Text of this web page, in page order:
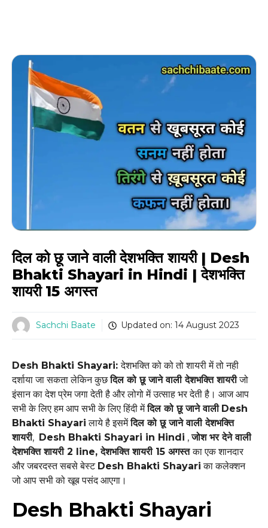
दिल को छू जाने वाली देशभक्ति शायरी | Desh
Bhakti Shayari in Hindi | देशभक्ति
शायरी 15 अगस्त
Sachchi Baate Updated on: 14 August 2023
Desh Bhakti Shayari:देशभक्ति को को तो शायरी में तो नही
दर्शाया जा सकता लेकिन कुछदिल को छू जाने वाली देशभक्ति शायरीजो
इंसान का देश प्रेम जगा देती है और लोगो में उत्साह भर देती है। आज आप
सभी के लिए हम आप सभी के लिए हिंदी मेंदिल को छू जाने वाली Desh
Bhakti Shayari लाये है इसमेंदिल को छू जाने वाली देशभक्ति
शायरी, Desh Bhakti Shayari in Hindi ,जोश भर देने वाली
देशभक्ति शायरी 2 line,देशभक्ति शायरी 15 अगस्तका एक शानदार
और जबरदस्त सबसे बेस्ट Desh Bhakti Shayari का कलेक्शन
जो आप सभी को खूब पसंद आएगा।
Desh Bhakti Shayari